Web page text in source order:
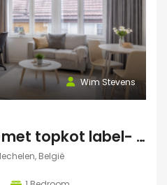
Wim Stevens
Moderne studio -met topkot label- te huur gelegen in hartje Mechelen
België